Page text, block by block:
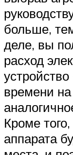
больше,
деле, вы
расход
времени
Кроме
аппарата